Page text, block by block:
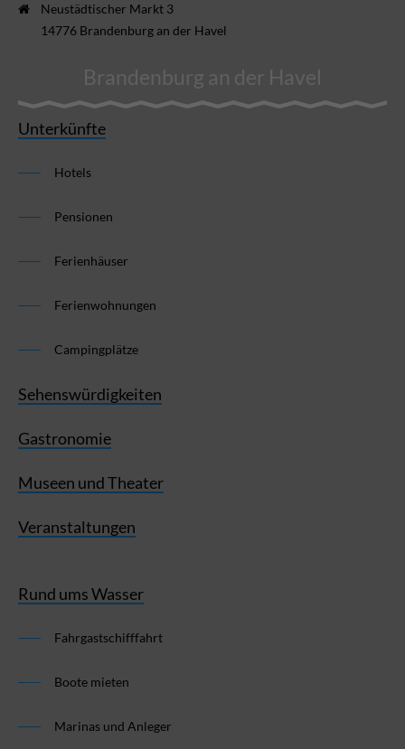
Neustädtischer Markt 3
14776 Brandenburg an der Havel
Brandenburg an der Havel
Unterkünfte
Hotels
Pensionen
Ferienhäuser
Ferienwohnungen
Campingplätze
Sehenswürdigkeiten
Gastronomie
Museen und Theater
Veranstaltungen
Rund ums Wasser
Fahrgastschifffahrt
Boote mieten
Marinas und Anleger